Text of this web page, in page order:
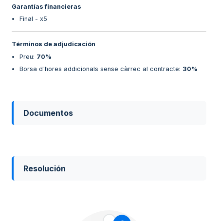
Garantías financieras
Final - x5
Términos de adjudicación
Preu: 70%
Borsa d'hores addicionals sense càrrec al contracte: 30%
Documentos
Resolución